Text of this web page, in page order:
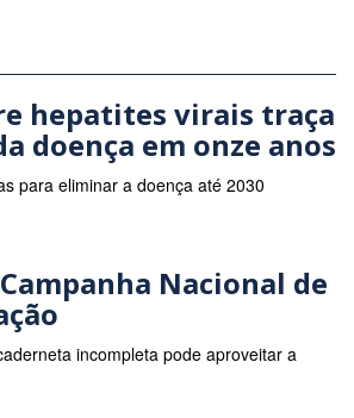
hepatites virais traça
doença em onze anos
para eliminar a doença até 2030
Campanha Nacional de
incompleta pode aproveitar a